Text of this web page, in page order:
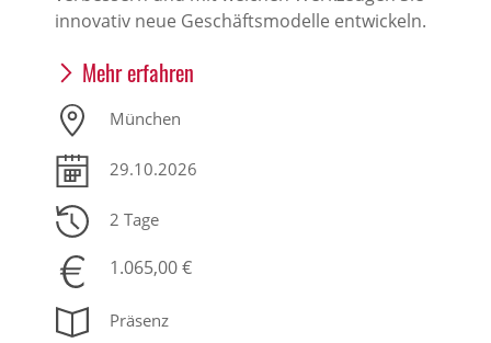
innovativ neue Geschäftsmodelle entwickeln.
Mehr erfahren
München
29.10.2026
2 Tage
1.065,00 €
Präsenz